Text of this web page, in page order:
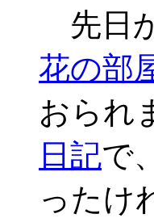
先日
花の部
おられ
日記で
ったけ